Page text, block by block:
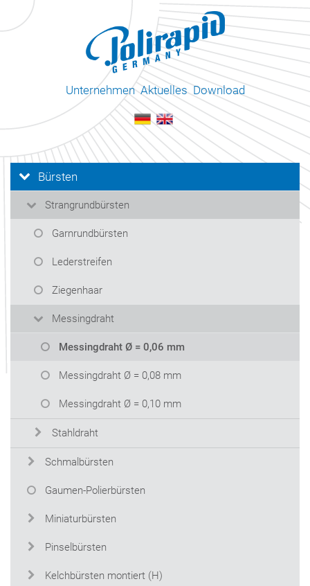
Unternehmen Aktuelles Download
Bürsten
Strangrundbürsten
Garnrundbürsten
Lederstreifen
Ziegenhaar
Messingdraht
Messingdraht Ø = 0,06 mm
Messingdraht Ø = 0,08 mm
Messingdraht Ø = 0,10 mm
Stahldraht
Schmalbürsten
Gaumen-Polierbürsten
Miniaturbürsten
Pinselbürsten
Kelchbürsten montiert (H)